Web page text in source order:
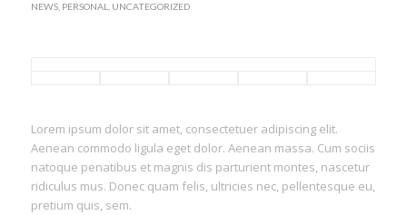
NEWS, PERSONAL UNCATEGORIZED
Lorem ipsum dolor sit amet, consectetuer adipiscing elit.
Aenean commodo ligula eget dolor. Aenean massa. Cum sociis
natoque penatibus et magnis dis parturient montes, nascetur
ridiculus mus. Donec quam felis, ultricies nec, pellentesque eu,
pretium quis, sem.